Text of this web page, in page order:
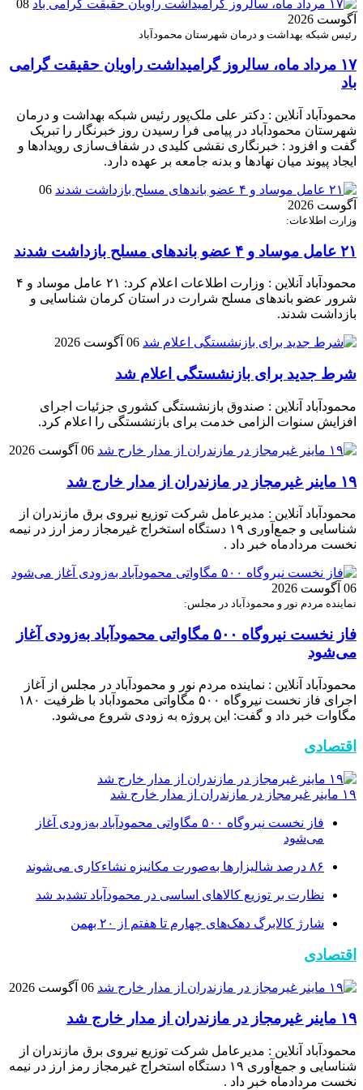
08
آگوست 2026
رئیس شبکه بهداشت و درمان شهرستان محمودآباد
۱۷ مرداد ماه، سالروز گرامیداشت راویان حقیقت گرامی
باد
محمودآباد آنلاین : دکتر علی ملک‌پور رئیس شبکه بهداشت و درمان
شهرستان محمودآباد در پیامی فرا رسیدن روز خبرنگار را تبریک
گفت و افزود : خبرنگاری نقشی کلیدی در شفاف‌سازی رویدادها و
ایجاد پیوند میان نهادها و بدنه جامعه بر عهده دارد.
06
آگوست 2026
وزارت اطلاعات:
۲۱ عامل موساد و ۴ عضو باند‌های مسلح بازداشت شدند
محمودآباد آنلاین : وزارت اطلاعات اعلام کرد: ۲۱ عامل موساد و ۴
شرور عضو باند‌های مسلح شرارت در استان کرمان شناسایی و
بازداشت شدند.
06 آگوست 2026
شرط جدید برای بازنشستگی اعلام شد
محمودآباد آنلاین : صندوق بازنشستگی کشوری جزئیات اجرای
افزایش سنوات الزامی خدمت برای بازنشستگی را اعلام کرد.
06 آگوست 2026
۱۹ ماینر غیرمجاز در مازندران از مدار خارج شد
محمودآباد آنلاین : مدیرعامل شرکت توزیع نیروی برق مازندران از
شناسایی و جمع‌آوری ۱۹ دستگاه استخراج غیرمجاز رمز ارز در نیمه
نخست مردادماه خبر داد .
06 آگوست 2026
نماینده مردم نور و محمودآباد در مجلس:
فاز نخست نیروگاه ۵۰۰ مگاواتی محمودآباد به‌زودی آغاز
می‌شود
محمودآباد آنلاین : نماینده مردم نور و محمودآباد در مجلس از آغاز
اجرای فاز نخست نیروگاه ۵۰۰ مگاواتی محمودآباد با ظرفیت ۱۸۰
مگاوات خبر داد و گفت: این پروژه به زودی شروع می‌شود.
اقتصادی
۱۹ ماینر غیرمجاز در مازندران از مدار خارج شد
فاز نخست نیروگاه ۵۰۰ مگاواتی محمودآباد به‌زودی آغاز
می‌شود
۸۶ درصد شالیزارها به‌صورت مکانیزه نشاءکاری می‌شوند
نظارت بر توزیع کالا‌های اساسی در محمودآباد تشدید شد
شارژ کالابرگ دهک‌های چهارم تا هفتم از ۲۰ بهمن
اقتصادی
06 آگوست 2026
۱۹ ماینر غیرمجاز در مازندران از مدار خارج شد
محمودآباد آنلاین : مدیرعامل شرکت توزیع نیروی برق مازندران از
شناسایی و جمع‌آوری ۱۹ دستگاه استخراج غیرمجاز رمز ارز در نیمه
نخست مردادماه خبر داد .